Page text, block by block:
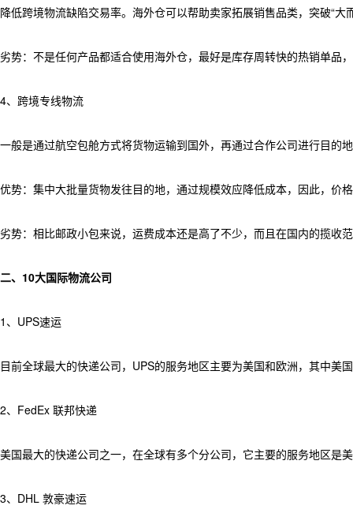
降低跨境物流缺陷交易率。海外仓可以帮助卖家拓展销售品类，突破“大
劣势：不是任何产品都适合使用海外仓，最好是库存周转快的热销单
4、跨境专线物流
一般是通过航空包舱方式将货物运输到国外，再通过合作公司进行目的
优势：集中大批量货物发往目的地，通过规模效应降低成本，因此，价
劣势：相比邮政小包来说，运费成本还是高了不少，而且在国内的揽收
二、10大国际物流公司
1、UPS速运
目前全球最大的快递公司，UPS的服务地区主要为美国和欧洲，其中美
2、FedEx 联邦快递
美国最大的快递公司之一，在全球有多个分公司，它主要的服务地区是
3、DHL 敦豪速运